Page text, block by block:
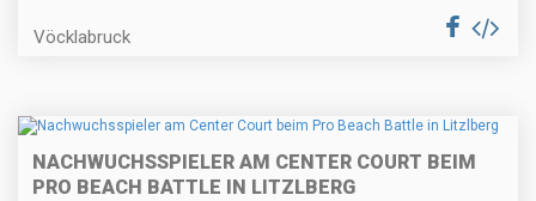
Vöcklabruck
NACHWUCHSSPIELER AM CENTER COURT BEIM
PRO BEACH BATTLE IN LITZLBERG